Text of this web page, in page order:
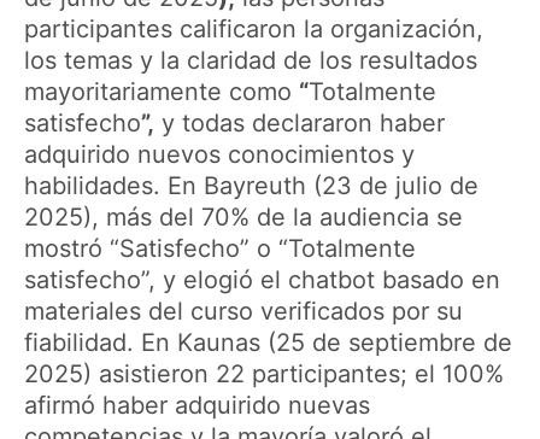
participantes calificaron la organización,
los temas y la claridad de los resultados
mayoritariamente como “Totalmente
satisfecho”, y todas declararon haber
adquirido nuevos conocimientos y
habilidades. En Bayreuth (23 de julio de
2025), más del 70% de la audiencia se
mostró “Satisfecho” o “Totalmente
satisfecho”, y elogió el chatbot basado en
materiales del curso verificados por su
fiabilidad. En Kaunas (25 de septiembre de
2025) asistieron 22 participantes; el 100%
afirmó haber adquirido nuevas